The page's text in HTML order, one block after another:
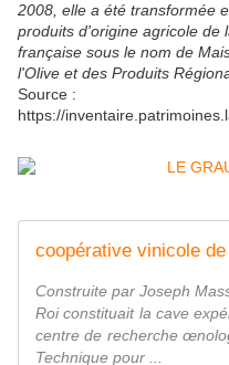
2008, elle a été transformée
produits d'origine agricole de
française sous le nom de
l'Olive et des Produits
Source :
https://
Construite par Joseph
Roi constituait la cave
centre de recherche
Technique pour ...